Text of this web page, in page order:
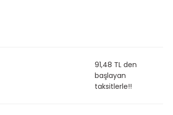
91,48 TL den
başlayan
taksitlerle!!